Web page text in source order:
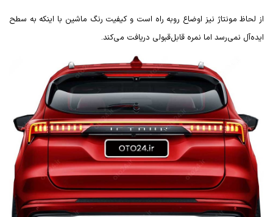
از لحاظ مونتاژ نیز اوضاع روبه راه است و کیفیت رنگ ماشین با اینکه به سطح
ایده‌آل نمی‌رسد اما نمره قابل‌قبولی دریافت می‌کند.